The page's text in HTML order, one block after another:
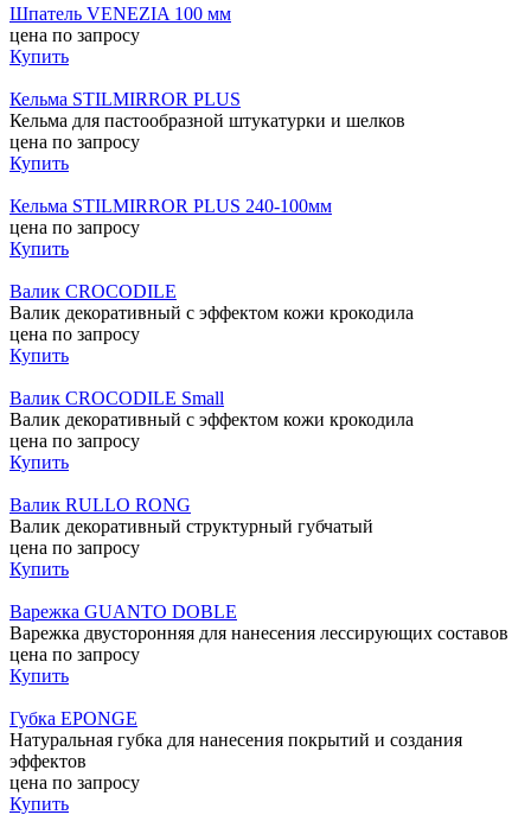
Шпатель VENEZIA 100 мм
цена по запросу
Купить
Кельма STILMIRROR PLUS
Кельма для пастообразной штукатурки и шелков
цена по запросу
Купить
Кельма STILMIRROR PLUS 240-100мм
цена по запросу
Купить
Валик CROCODILE
Валик декоративный с эффектом кожи крокодила
цена по запросу
Купить
Валик CROCODILE Small
Валик декоративный с эффектом кожи крокодила
цена по запросу
Купить
Валик RULLO RONG
Валик декоративный структурный губчатый
цена по запросу
Купить
Варежка GUANTO DOBLE
Варежка двусторонняя для нанесения лессирующих составов
цена по запросу
Купить
Губка EPONGE
Натуральная губка для нанесения покрытий и создания
эффектов
цена по запросу
Купить